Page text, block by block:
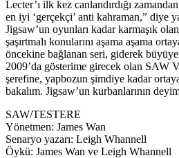
Lecter’ı ilk kez canlandırdığı
en iyi ‘gerçekçi’ anti kahraman,” diye
Jigsaw’un oyunları kadar karmaşık
şaşırtmalı konularını aşama aşama
öncekine bağlanan seri, giderek
2009’da gösterime girecek olan SAW
şerefine, yapbozun şimdiye kadar
bakalım. Jigsaw’un kurbanlarının
SAW/TESTERE
Yönetmen: James Wan
Senaryo yazarı: Leigh Whannell
Öykü: James Wan ve Leigh Whannell